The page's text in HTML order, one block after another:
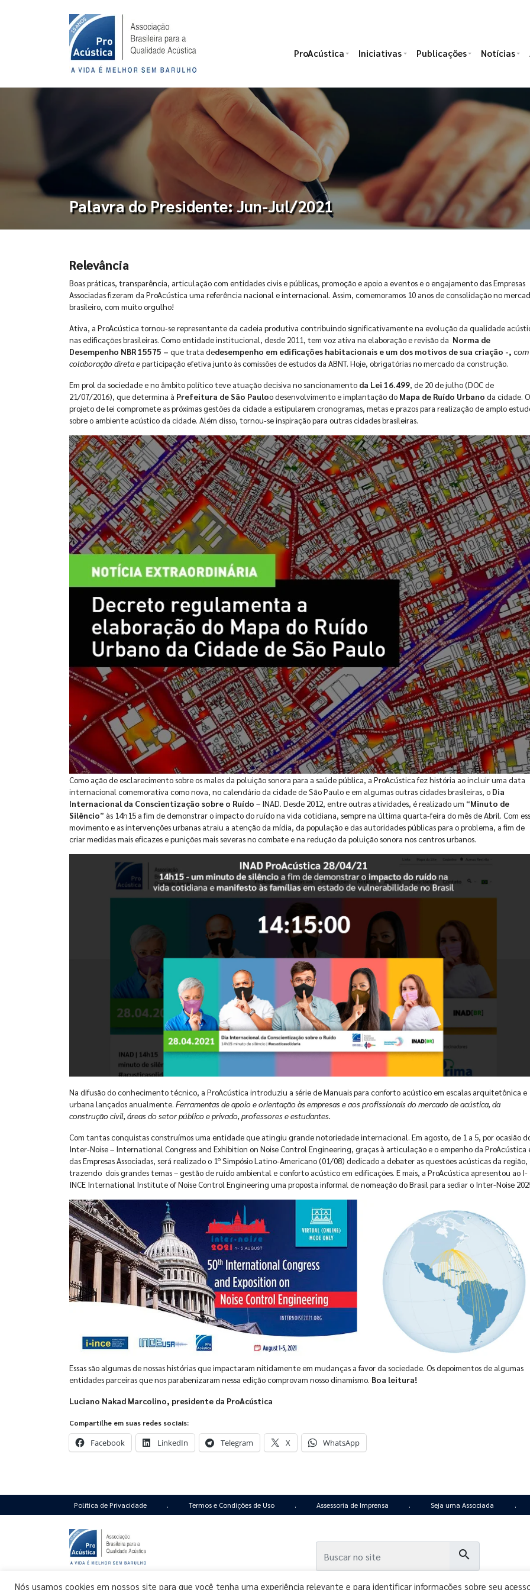
ProAcústica Iniciativas Publicações Notícias
Palavra do Presidente: Jun-Jul/2021
Relevância
Boas práticas, transparência, articulação com entidades civis e públicas, promoção e apoio a eventos e o engajamento das Empresas
Associadas fizeram da ProAcústica uma referência nacional e internacional. Assim, comemoramos 10 anos de consolidação no
brasileiro, com muito orgulho!
Ativa, a ProAcústica tornou-se representante da cadeia produtiva contribuindo significativamente na evolução da qualidade
nas edificações brasileiras. Como entidade institucional, desde 2011, tem voz ativa na elaboração e revisão da Norma de
Desempenho NBR 15575 – que trata dedesempenho em edificações habitacionais e um dos motivos de sua criação -, com
colaboração direta eparticipação efetiva junto às comissões de estudos da ABNT. Hoje, obrigatórias no mercado da construção.
Em prol da sociedade e no âmbito político teve atuação decisiva no sancionamento da Lei 16.499, de 20 de julho (DOC de
21/07/2016), que determina à Prefeitura de São Pauloo desenvolvimento e implantação do Mapa de Ruído Urbano da cidade. O
projeto de lei compromete as próximas gestões da cidade a estipularem cronogramas, metas e prazos para realização de amplo
sobre o ambiente acústico da cidade. Além disso, tornou-se inspiração para outras cidades brasileiras.
Como ação de esclarecimento sobre os males da poluição sonora para a saúde pública, a ProAcústica fez história ao incluir uma data
internacional comemorativa como nova, no calendário da cidade de São Paulo e em algumas outras cidades brasileiras, o Dia
Internacional da Conscientização sobre o Ruído – INAD. Desde 2012, entre outras atividades, é realizado um “Minuto de
Silêncio” às 14h15 a fim de demonstrar o impacto do ruído na vida cotidiana, sempre na última quarta-feira do mês de Abril. Com
movimento e as intervenções urbanas atraiu a atenção da mídia, da população e das autoridades públicas para o problema, a fim de
criar medidas mais eficazes e punições mais severas no combate e na redução da poluição sonora nos centros urbanos.
Na difusão do conhecimento técnico, a ProAcústica introduziu a série de Manuais para conforto acústico em escalas arquitetônica e
urbana lançados anualmente. Ferramentas de apoio e orientação às empresas e aos profissionais do mercado de acústica, da
construção civil, áreas do setor público e privado, professores e estudantes.
Com tantas conquistas construímos uma entidade que atingiu grande notoriedade internacional. Em agosto, de 1 a 5, por ocasião
Inter-Noise – International Congress and Exhibition on Noise Control Engineering, graças à articulação e o empenho da ProAcústica
das Empresas Associadas, será realizado o 1º Simpósio Latino-Americano (01/08) dedicado a debater as questões acústicas da região,
trazendo dois grandes temas – gestão de ruído ambiental e conforto acústico em edificações. E mais, a ProAcústica apresentou ao I-
INCE International Institute of Noise Control Engineering uma proposta informal de nomeação do Brasil para sediar o Inter-Noise
Essas são algumas de nossas histórias que impactaram nitidamente em mudanças a favor da sociedade. Os depoimentos de algumas
entidades parceiras que nos parabenizaram nessa edição comprovam nosso dinamismo. Boa leitura!
Luciano Nakad Marcolino, presidente da ProAcústica
Compartilhe em suas redes sociais:
Facebook LinkedIn Telegram X WhatsApp
Política de Privacidade . Termos e Condições de Uso . Assessoria de Imprensa . Seja uma Associada .
São Paulo, SP | CEP 05433-000 | Brasil
search
Nós usamos cookies em nossos site para que você tenha uma experiência relevante e para identificar informações sobre seu